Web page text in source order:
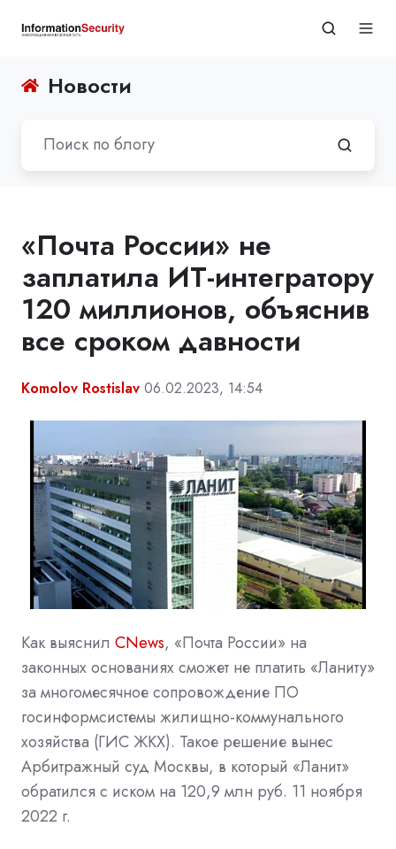
Новости
«Почта России» не
заплатила ИТ-интегратору
120 миллионов, объяснив
все сроком давности
Komolov Rostislav 06.02.2023, 14:54
Как выяснил CNews, «Почта России» на
законных основаниях сможет не платить «Ланиту»
за многомесячное сопровождение ПО
госинформсистемы жилищно-коммунального
хозяйства (ГИС ЖКХ). Такое решение вынес
Арбитражный суд Москвы, в который «Ланит»
обратился с иском на 120,9 млн руб. 11 ноября
2022 г.